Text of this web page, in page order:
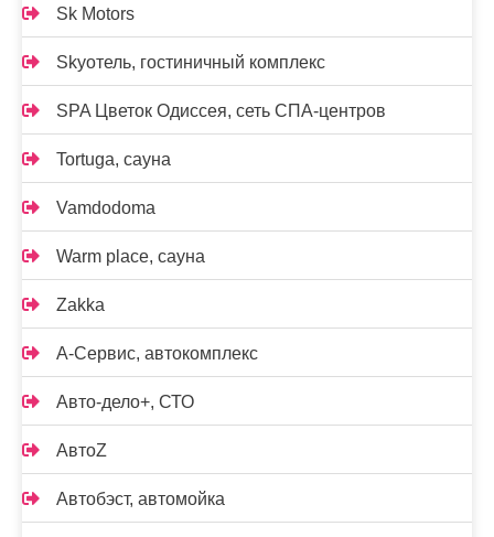
Sk Motors
Skyотель, гостиничный комплекс
SPA Цветок Одиссея, сеть СПА-центров
Tortuga, сауна
Vamdodoma
Warm place, сауна
Zakka
А-Сервис, автокомплекс
Авто-дело+, СТО
АвтоZ
Автобэст, автомойка